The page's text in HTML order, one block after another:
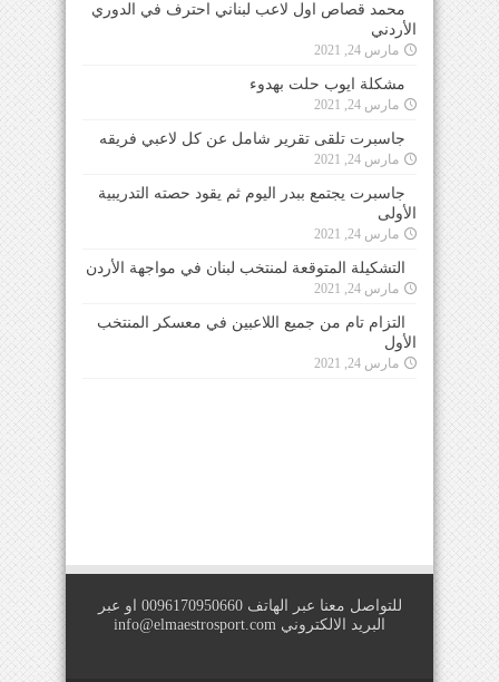
محمد قصاص اول لاعب لبناني احترف في الدوري
الأردني
مارس 24, 2021
مشكلة ايوب حلت بهدوء
مارس 24, 2021
جاسبرت تلقى تقرير شامل عن كل لاعبي فريقه
مارس 24, 2021
جاسبرت يجتمع ببدر اليوم ثم يقود حصته التدريبية
الأولى
مارس 24, 2021
التشكيلة المتوقعة لمنتخب لبنان في مواجهة الأردن
مارس 24, 2021
التزام تام من جميع اللاعبين في معسكر المنتخب
الأول
مارس 24, 2021
للتواصل معنا عبر الهاتف 0096170950660 او عبر
البريد الالكتروني info@elmaestrosport.com